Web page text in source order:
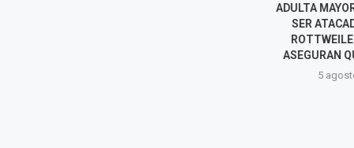
PAPA LEÓN
CHICLAYO
DURANTE SU
OFICIAL
5